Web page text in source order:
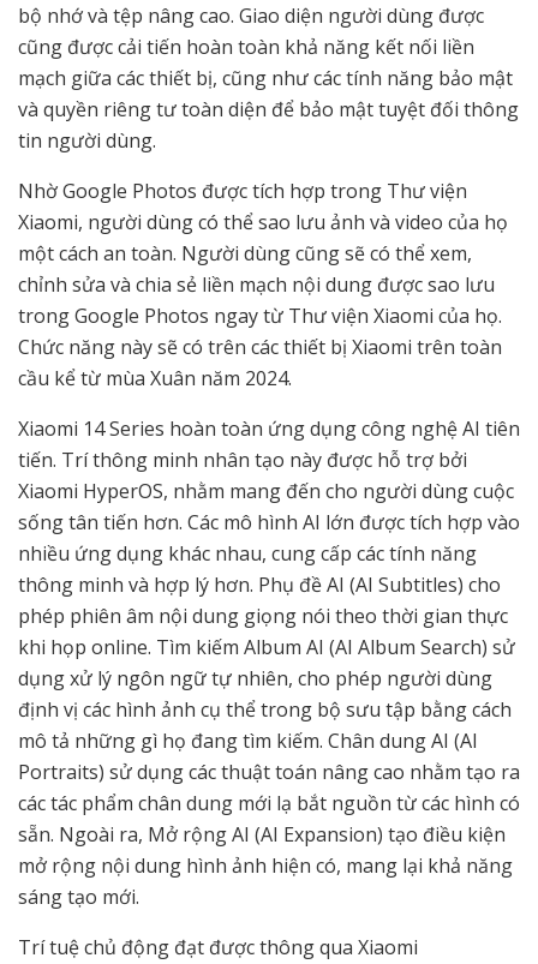
bộ nhớ và tệp nâng cao. Giao diện người dùng được
cũng được cải tiến hoàn toàn khả năng kết nối liền
mạch giữa các thiết bị, cũng như các tính năng bảo mật
và quyền riêng tư toàn diện để bảo mật tuyệt đối thông
tin người dùng.
Nhờ Google Photos được tích hợp trong Thư viện
Xiaomi, người dùng có thể sao lưu ảnh và video của họ
một cách an toàn. Người dùng cũng sẽ có thể xem,
chỉnh sửa và chia sẻ liền mạch nội dung được sao lưu
trong Google Photos ngay từ Thư viện Xiaomi của họ.
Chức năng này sẽ có trên các thiết bị Xiaomi trên toàn
cầu kể từ mùa Xuân năm 2024.
Xiaomi 14 Series hoàn toàn ứng dụng công nghệ AI tiên
tiến. Trí thông minh nhân tạo này được hỗ trợ bởi
Xiaomi HyperOS, nhằm mang đến cho người dùng cuộc
sống tân tiến hơn. Các mô hình AI lớn được tích hợp vào
nhiều ứng dụng khác nhau, cung cấp các tính năng
thông minh và hợp lý hơn. Phụ đề AI (AI Subtitles) cho
phép phiên âm nội dung giọng nói theo thời gian thực
khi họp online. Tìm kiếm Album AI (AI Album Search) sử
dụng xử lý ngôn ngữ tự nhiên, cho phép người dùng
định vị các hình ảnh cụ thể trong bộ sưu tập bằng cách
mô tả những gì họ đang tìm kiếm. Chân dung AI (AI
Portraits) sử dụng các thuật toán nâng cao nhằm tạo ra
các tác phẩm chân dung mới lạ bắt nguồn từ các hình có
sẵn. Ngoài ra, Mở rộng AI (AI Expansion) tạo điều kiện
mở rộng nội dung hình ảnh hiện có, mang lại khả năng
sáng tạo mới.
Trí tuệ chủ động đạt được thông qua Xiaomi